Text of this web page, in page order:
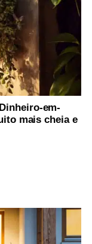
em-
mais cheia e